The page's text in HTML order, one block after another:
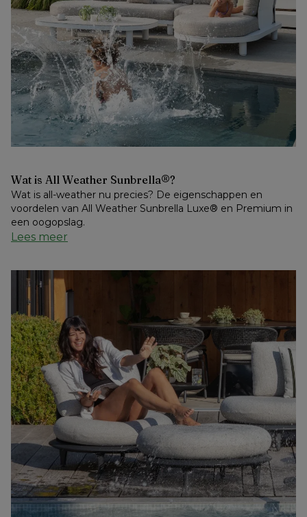
Wat is All Weather Sunbrella®?
Wat is all-weather nu precies? De eigenschappen en
voordelen van All Weather Sunbrella Luxe® en Premium in
een oogopslag.
Lees meer